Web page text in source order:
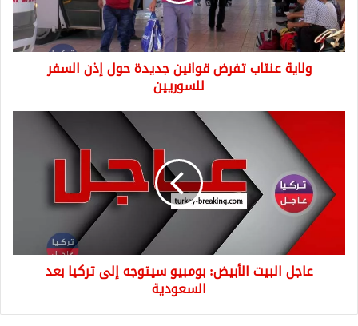
إذن
السفر
للسوريين
ولاية عنتاب تفرض قوانين جديدة حول إذن السفر
للسوريين
بومبيو
سيتوجه
إلى
السعودية
عاجل البيت الأبيض: بومبيو سيتوجه إلى تركيا بعد
السعودية